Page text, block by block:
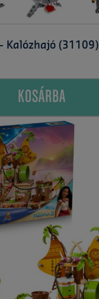
Kalózhajó (31109)
KOSÁRBA